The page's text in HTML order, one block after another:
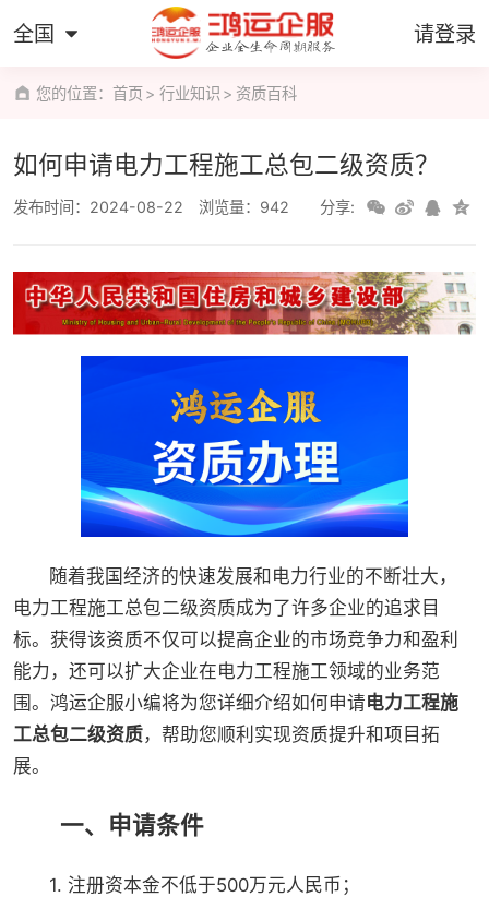
全国 请登录
您的位置：首页 行业知识 资质百科
如何申请电力工程施工总包二级资质？
发布时间：2024-08-22 浏览量：942 分享:
随着我国经济的快速发展和电力行业的不断壮大，
电力工程施工总包二级资质成为了许多企业的追求目
标。获得该资质不仅可以提高企业的市场竞争力和盈利
能力，还可以扩大企业在电力工程施工领域的业务范
围。鸿运企服小编将为您详细介绍如何申请电力工程施
工总包二级资质，帮助您顺利实现资质提升和项目拓
展。
一、申请条件
1. 注册资本金不低于500万元人民币；